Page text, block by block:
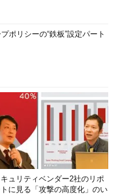
ポリシーの“鉄板”設定パート
ュリティベンダー2社のリポ
に見る「攻撃の高度化」のい